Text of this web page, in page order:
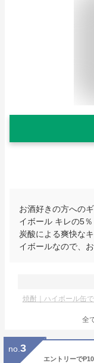
お酒好きの方への
イボール キレの5
炭酸による爽快な
イボールなので、
焼酎｜ハイボール缶
全
no. 3